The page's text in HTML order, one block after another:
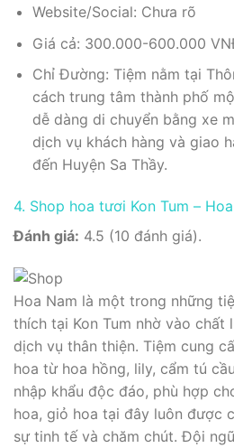
Website/Social: Chưa rõ
Giá cả: 300.000-600.000
Chỉ Đường: Tiệm nằm tại
cách trung tâm thành phố
dễ dàng di chuyển bằng xe
dịch vụ khách hàng và giao
đến Huyện Sa Thầy.
4. Shop hoa tươi Kon Tum –
Đánh giá: 4.5 (10 đánh giá).
Hoa Nam là một trong những
thích tại Kon Tum nhờ vào chất
dịch vụ thân thiện. Tiệm cung
hoa từ hoa hồng, lily, cẩm tú
nhập khẩu độc đáo, phù hợp
hoa, giỏ hoa tại đây luôn được
sự tinh tế và chăm chút. Đội